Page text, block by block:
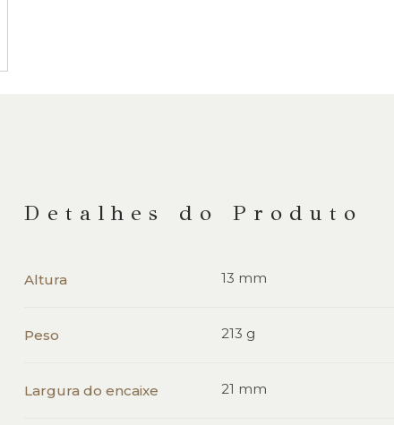
Detalhes do Produto
Altura 13 mm
Peso 213 g
Largura do encaixe 21 mm